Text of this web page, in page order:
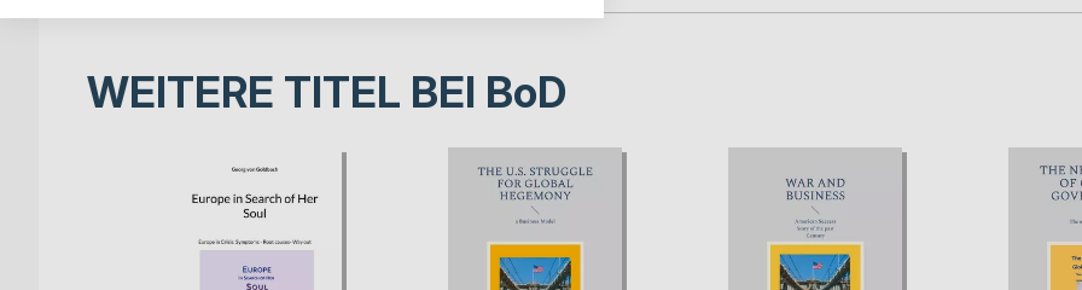
WEITERE TITEL BEI BoD